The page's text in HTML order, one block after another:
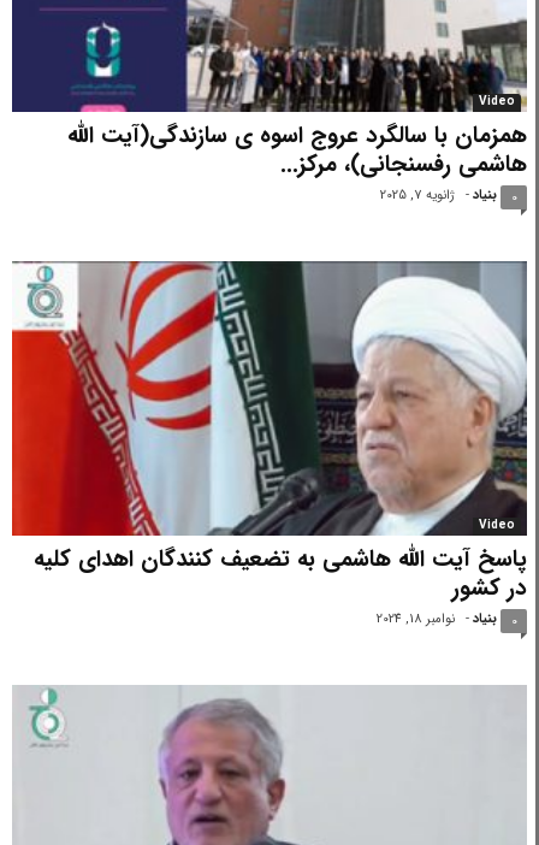
Video
همزمان با سالگرد عروج اسوه ی سازندگی(آیت الله
هاشمی رفسنجانی)، مرکز...
بنیاد - ژانویه 7, 2025 0
Video
پاسخ آیت الله هاشمی به تضعیف کنندگان اهدای کلیه
در کشور
بنیاد - نوامبر 18, 2024 0